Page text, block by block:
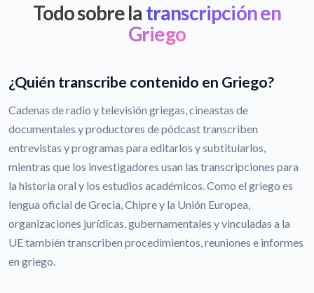
Todo sobre la transcripción en
Griego
¿Quién transcribe contenido en Griego?
Cadenas de radio y televisión griegas, cineastas de
documentales y productores de pódcast transcriben
entrevistas y programas para editarlos y subtitularlos,
mientras que los investigadores usan las transcripciones para
la historia oral y los estudios académicos. Como el griego es
lengua oficial de Grecia, Chipre y la Unión Europea,
organizaciones jurídicas, gubernamentales y vinculadas a la
UE también transcriben procedimientos, reuniones e informes
en griego.